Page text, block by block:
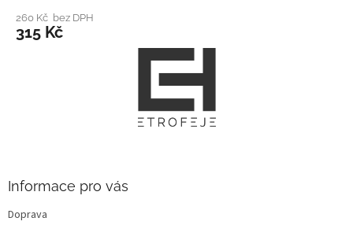
260 Kč bez DPH
315 Kč
Informace pro vás
Doprava